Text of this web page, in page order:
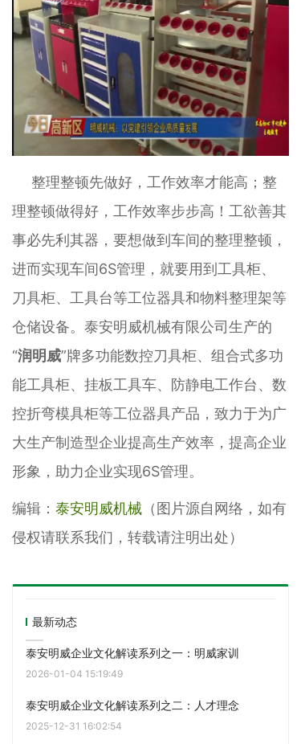
整理整顿先做好，工作效率才能高；整
理整顿做得好，工作效率步步高！工欲善其
事必先利其器，要想做到车间的整理整顿，
进而实现车间6S管理，就要用到工具柜、
刀具柜、工具台等工位器具和物料整理架等
仓储设备。泰安明威机械有限公司生产的
“润明威”牌多功能数控刀具柜、组合式多功
能工具柜、挂板工具车、防静电工作台、数
控折弯模具柜等工位器具产品，致力于为广
大生产制造型企业提高生产效率，提高企业
形象，助力企业实现6S管理。
编辑： 泰安明威机械 （图片源自网络，如有
侵权请联系我们，转载请注明出处）
最新动态
泰安明威企业文化解读系列之一：明威家训
2026-01-04 15:19:49
泰安明威企业文化解读系列之二：人才理念
2025-12-31 16:02:54